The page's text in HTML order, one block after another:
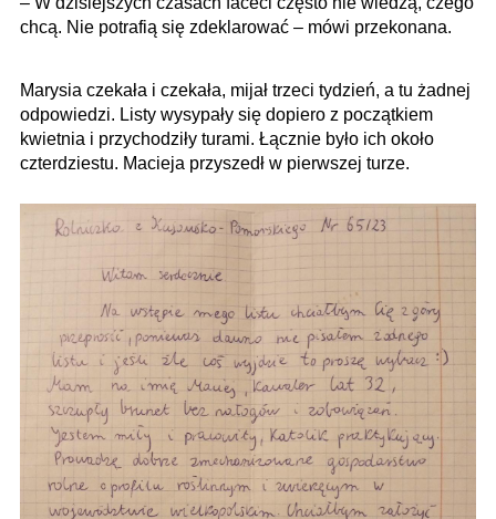
chcą. Nie potrafią się zdeklarować – mówi przekonana.
Marysia czekała i czekała, mijał trzeci tydzień, a tu żadnej
odpowiedzi. Listy wysypały się dopiero z początkiem
kwietnia i przychodziły turami. Łącznie było ich około
czterdziestu. Macieja przyszedł w pierwszej turze.